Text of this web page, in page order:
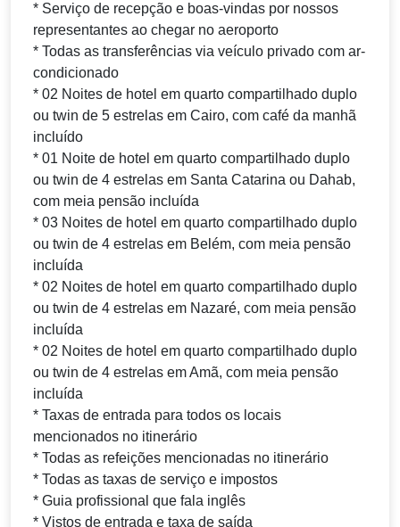
* Serviço de recepção e boas-vindas por nossos
representantes ao chegar no aeroporto
* Todas as transferências via veículo privado com ar-
condicionado
* 02 Noites de hotel em quarto compartilhado duplo
ou twin de 5 estrelas em Cairo, com café da manhã
incluído
* 01 Noite de hotel em quarto compartilhado duplo
ou twin de 4 estrelas em Santa Catarina ou Dahab,
com meia pensão incluída
* 03 Noites de hotel em quarto compartilhado duplo
ou twin de 4 estrelas em Belém, com meia pensão
incluída
* 02 Noites de hotel em quarto compartilhado duplo
ou twin de 4 estrelas em Nazaré, com meia pensão
incluída
* 02 Noites de hotel em quarto compartilhado duplo
ou twin de 4 estrelas em Amã, com meia pensão
incluída
* Taxas de entrada para todos os locais
mencionados no itinerário
* Todas as refeições mencionadas no itinerário
* Todas as taxas de serviço e impostos
* Guia profissional que fala inglês
* Vistos de entrada e taxa de saída